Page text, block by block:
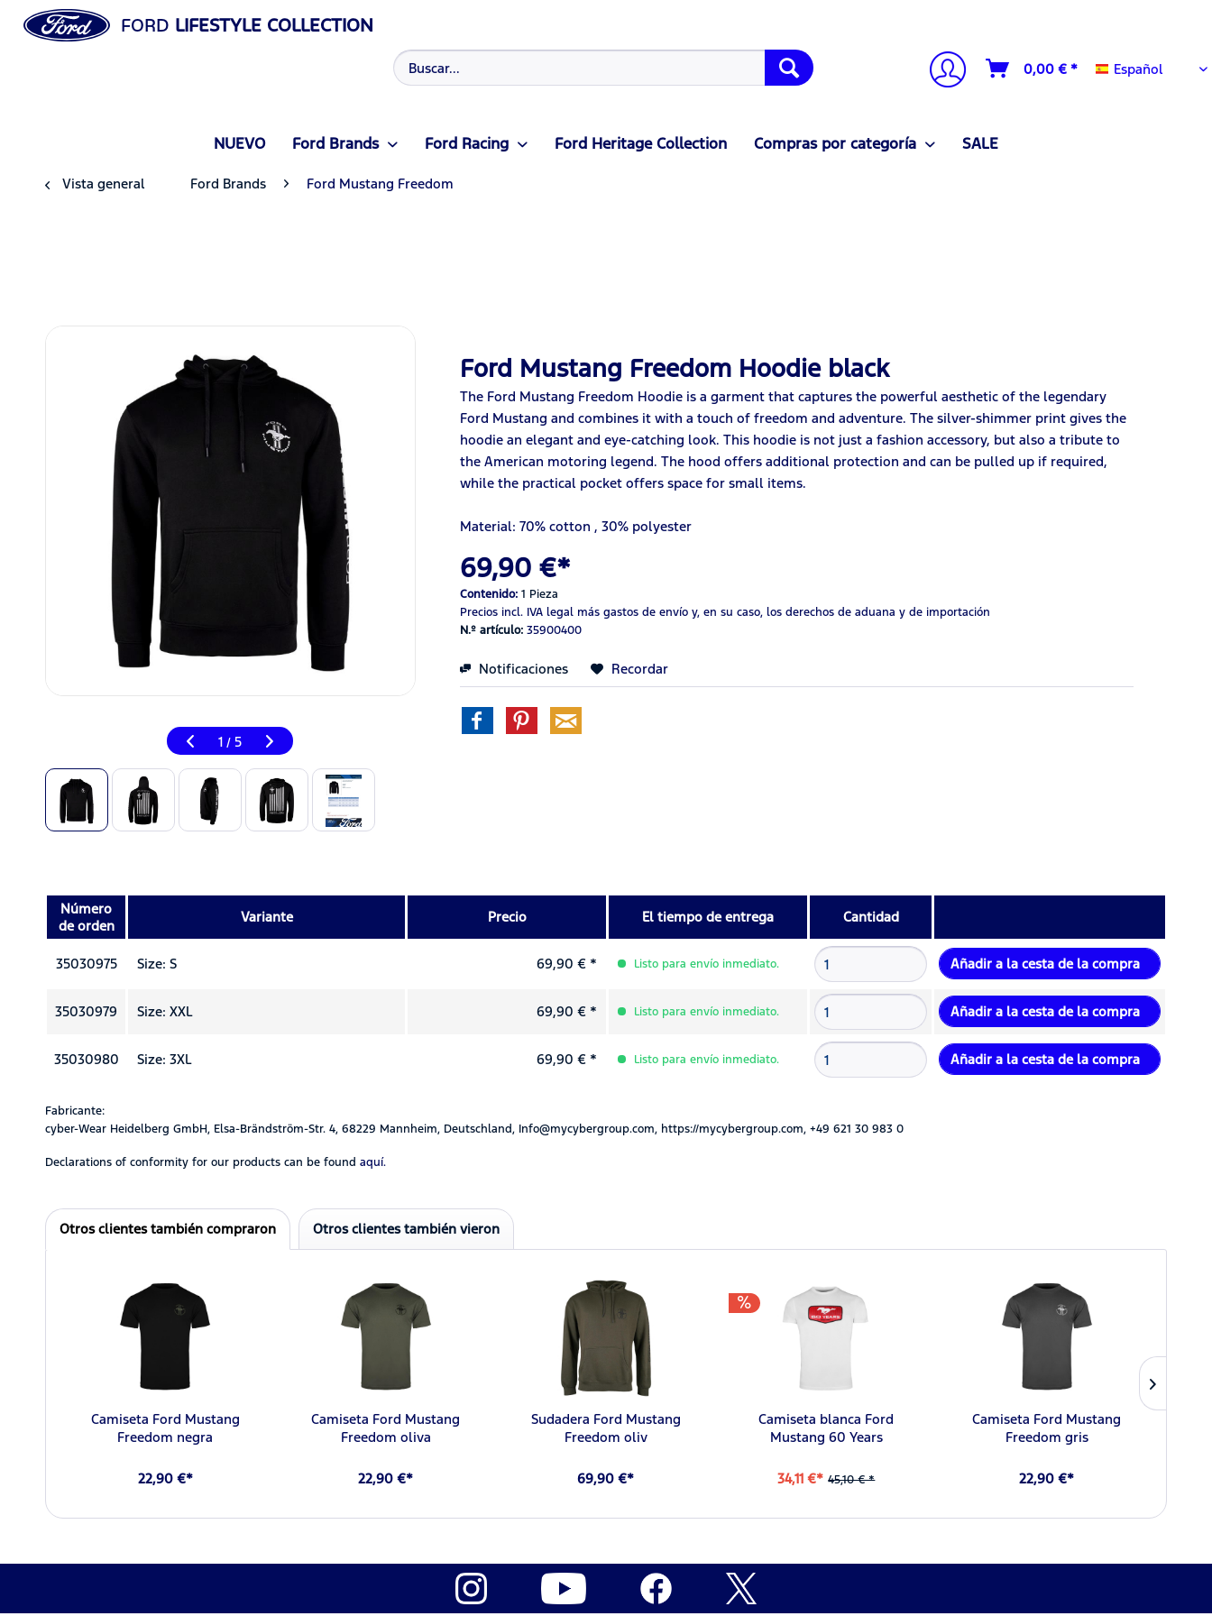
FORD LIFESTYLE COLLECTION
0,00 € * Español
Español
NUEVO Ford Brands Ford Racing Ford Heritage Collection Compras por categoría SALE
Vista general Ford Brands Ford Mustang Freedom
1 / 5
Ford Mustang Freedom Hoodie black
The Ford Mustang Freedom Hoodie is a garment that captures the powerful aesthetic of the legendary
Ford Mustang and combines it with a touch of freedom and adventure. The silver-shimmer print gives the
hoodie an elegant and eye-catching look. This hoodie is not just a fashion accessory, but also a tribute to
the American motoring legend. The hood offers additional protection and can be pulled up if required,
while the practical pocket offers space for small items.
Material: 70% cotton,30% polyester
69,90 €*
Contenido:1 Pieza
Precios incl. IVA legal más gastos de envío y, en su caso, los derechos de aduana y de importación
N.º artículo:35900400
Notificaciones Recordar
Número
de orden
Variante Precio El tiempo de entrega Cantidad
35030975 Size: S 69,90 € * Listo para envío inmediato. Añadir a la cesta de la compra
35030979 Size: XXL 69,90 € * Listo para envío inmediato. Añadir a la cesta de la compra
35030980 Size: 3XL 69,90 € * Listo para envío inmediato. Añadir a la cesta de la compra
Fabricante:
cyber-Wear Heidelberg GmbH, Elsa-Brändström-Str. 4, 68229 Mannheim, Deutschland, Info@mycybergroup.com, https://mycybergroup.com, +49 621 30 983 0
Declarations of conformity for our products can be found aquí.
Otros clientes también compraron Otros clientes también vieron
Camiseta Ford Mustang
Freedom negra
22,90 €*
Camiseta Ford Mustang
Freedom oliva
22,90 €*
Sudadera Ford Mustang
Freedom oliv
69,90 €*
Camiseta blanca Ford
Mustang 60 Years
34,11 €* 45,10 € *
Camiseta Ford Mustang
Freedom gris
22,90 €*